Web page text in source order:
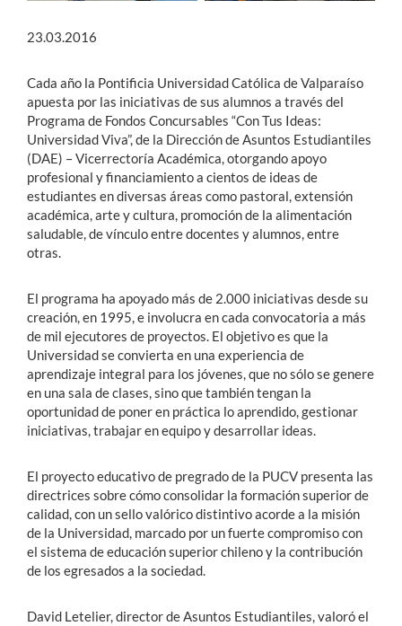
23.03.2016
Cada año la Pontificia Universidad Católica de Valparaíso
apuesta por las iniciativas de sus alumnos a través del
Programa de Fondos Concursables “Con Tus Ideas:
Universidad Viva”, de la Dirección de Asuntos Estudiantiles
(DAE) – Vicerrectoría Académica, otorgando apoyo
profesional y financiamiento a cientos de ideas de
estudiantes en diversas áreas como pastoral, extensión
académica, arte y cultura, promoción de la alimentación
saludable, de vínculo entre docentes y alumnos, entre
otras.
El programa ha apoyado más de 2.000 iniciativas desde su
creación, en 1995, e involucra en cada convocatoria a más
de mil ejecutores de proyectos. El objetivo es que la
Universidad se convierta en una experiencia de
aprendizaje integral para los jóvenes, que no sólo se genere
en una sala de clases, sino que también tengan la
oportunidad de poner en práctica lo aprendido, gestionar
iniciativas, trabajar en equipo y desarrollar ideas.
El proyecto educativo de pregrado de la PUCV presenta las
directrices sobre cómo consolidar la formación superior de
calidad, con un sello valórico distintivo acorde a la misión
de la Universidad, marcado por un fuerte compromiso con
el sistema de educación superior chileno y la contribución
de los egresados a la sociedad.
David Letelier, director de Asuntos Estudiantiles, valoró el